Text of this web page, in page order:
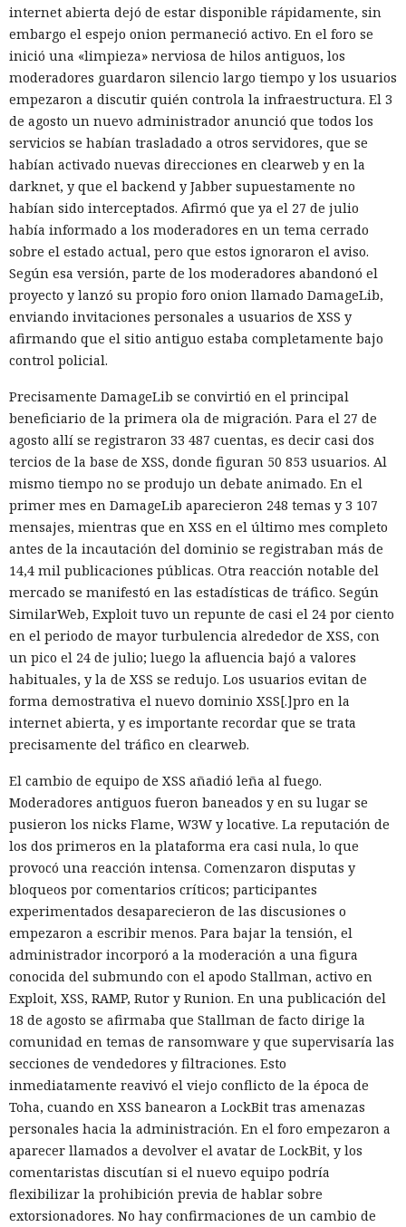
internet abierta dejó de estar disponible rápidamente, sin
embargo el espejo onion permaneció activo. En el foro se
inició una «limpieza» nerviosa de hilos antiguos, los
moderadores guardaron silencio largo tiempo y los usuarios
empezaron a discutir quién controla la infraestructura. El 3
de agosto un nuevo administrador anunció que todos los
servicios se habían trasladado a otros servidores, que se
habían activado nuevas direcciones en clearweb y en la
darknet, y que el backend y Jabber supuestamente no
habían sido interceptados. Afirmó que ya el 27 de julio
había informado a los moderadores en un tema cerrado
sobre el estado actual, pero que estos ignoraron el aviso.
Según esa versión, parte de los moderadores abandonó el
proyecto y lanzó su propio foro onion llamado DamageLib,
enviando invitaciones personales a usuarios de XSS y
afirmando que el sitio antiguo estaba completamente bajo
control policial.
Precisamente DamageLib se convirtió en el principal
beneficiario de la primera ola de migración. Para el 27 de
agosto allí se registraron 33 487 cuentas, es decir casi dos
tercios de la base de XSS, donde figuran 50 853 usuarios. Al
mismo tiempo no se produjo un debate animado. En el
primer mes en DamageLib aparecieron 248 temas y 3 107
mensajes, mientras que en XSS en el último mes completo
antes de la incautación del dominio se registraban más de
14,4 mil publicaciones públicas. Otra reacción notable del
mercado se manifestó en las estadísticas de tráfico. Según
SimilarWeb, Exploit tuvo un repunte de casi el 24 por ciento
en el periodo de mayor turbulencia alrededor de XSS, con
un pico el 24 de julio; luego la afluencia bajó a valores
habituales, y la de XSS se redujo. Los usuarios evitan de
forma demostrativa el nuevo dominio XSS[.]pro en la
internet abierta, y es importante recordar que se trata
precisamente del tráfico en clearweb.
El cambio de equipo de XSS añadió leña al fuego.
Moderadores antiguos fueron baneados y en su lugar se
pusieron los nicks Flame, W3W y locative. La reputación de
los dos primeros en la plataforma era casi nula, lo que
provocó una reacción intensa. Comenzaron disputas y
bloqueos por comentarios críticos; participantes
experimentados desaparecieron de las discusiones o
empezaron a escribir menos. Para bajar la tensión, el
administrador incorporó a la moderación a una figura
conocida del submundo con el apodo Stallman, activo en
Exploit, XSS, RAMP, Rutor y Runion. En una publicación del
18 de agosto se afirmaba que Stallman de facto dirige la
comunidad en temas de ransomware y que supervisaría las
secciones de vendedores y filtraciones. Esto
inmediatamente reavivó el viejo conflicto de la época de
Toha, cuando en XSS banearon a LockBit tras amenazas
personales hacia la administración. En el foro empezaron a
aparecer llamados a devolver el avatar de LockBit, y los
comentaristas discutían si el nuevo equipo podría
flexibilizar la prohibición previa de hablar sobre
extorsionadores. No hay confirmaciones de un cambio de